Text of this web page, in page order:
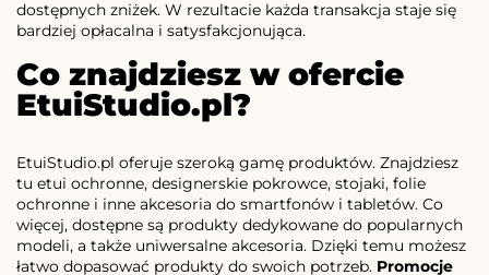
dostępnych zniżek. W rezultacie każda transakcja staje się
bardziej opłacalna i satysfakcjonująca.
Co znajdziesz w ofercie
EtuiStudio.pl?
EtuiStudio.pl oferuje szeroką gamę produktów. Znajdziesz
tu etui ochronne, designerskie pokrowce, stojaki, folie
ochronne i inne akcesoria do smartfonów i tabletów. Co
więcej, dostępne są produkty dedykowane do popularnych
modeli, a także uniwersalne akcesoria. Dzięki temu możesz
łatwo dopasować produkty do swoich potrzeb. Promocje